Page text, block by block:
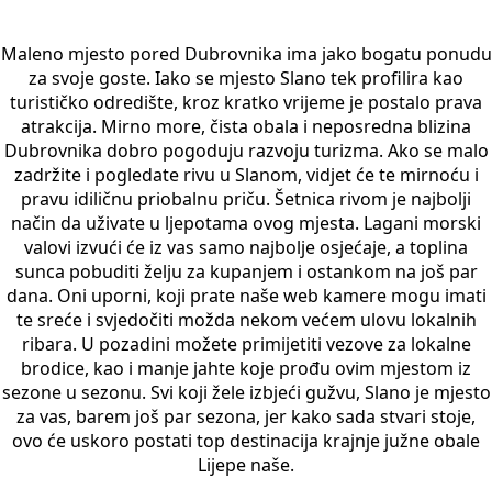
Maleno mjesto pored Dubrovnika ima jako bogatu ponudu
za svoje goste. Iako se mjesto Slano tek profilira kao
turističko odredište, kroz kratko vrijeme je postalo prava
atrakcija. Mirno more, čista obala i neposredna blizina
Dubrovnika dobro pogoduju razvoju turizma. Ako se malo
zadržite i pogledate rivu u Slanom, vidjet će te mirnoću i
pravu idiličnu priobalnu priču. Šetnica rivom je najbolji
način da uživate u ljepotama ovog mjesta. Lagani morski
valovi izvući će iz vas samo najbolje osjećaje, a toplina
sunca pobuditi želju za kupanjem i ostankom na još par
dana. Oni uporni, koji prate naše web kamere mogu imati
te sreće i svjedočiti možda nekom većem ulovu lokalnih
ribara. U pozadini možete primijetiti vezove za lokalne
brodice, kao i manje jahte koje prođu ovim mjestom iz
sezone u sezonu. Svi koji žele izbjeći gužvu, Slano je mjesto
za vas, barem još par sezona, jer kako sada stvari stoje,
ovo će uskoro postati top destinacija krajnje južne obale
Lijepe naše.